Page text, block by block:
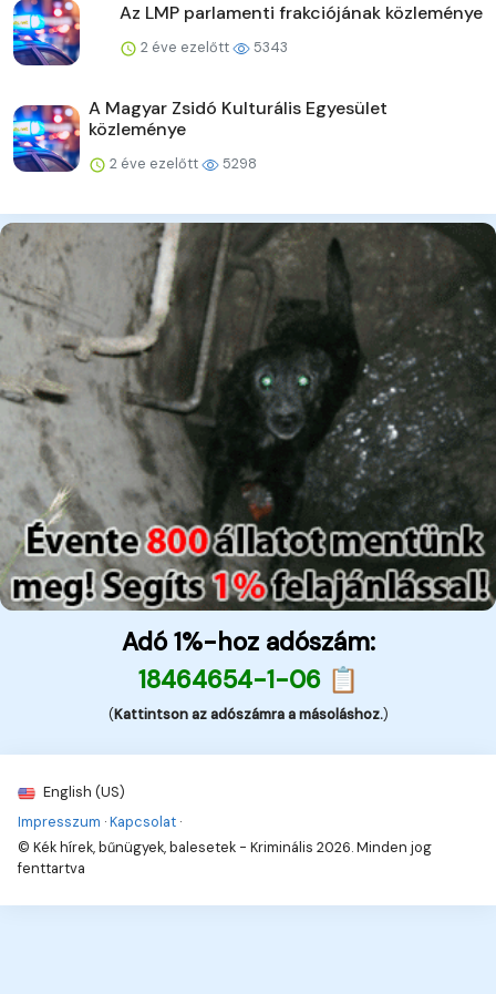
Az LMP parlamenti frakciójának közleménye
2 éve ezelőtt 5343
A Magyar Zsidó Kulturális Egyesület
közleménye
2 éve ezelőtt 5298
Adó 1%-hoz adószám:
18464654-1-06 📋
(Kattintson az adószámra a másoláshoz.)
English (US)
Impresszum ·Kapcsolat ·
© Kék hírek, bűnügyek, balesetek - Kriminális 2026. Minden jog
fenttartva